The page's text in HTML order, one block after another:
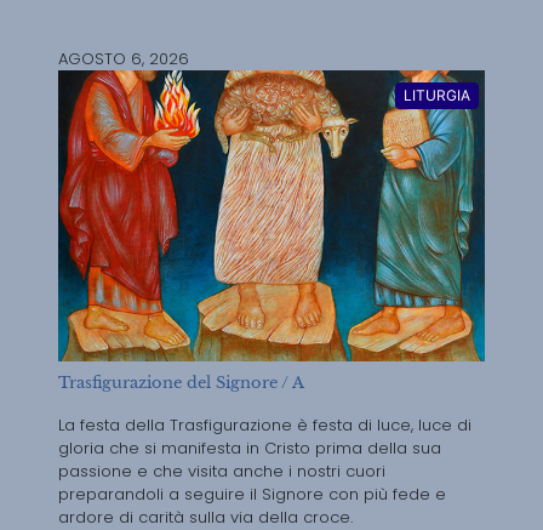
AGOSTO 6, 2026
LITURGIA
Trasfigurazione del Signore / A
La festa della Trasfigurazione è festa di luce, luce di
gloria che si manifesta in Cristo prima della sua
passione e che visita anche i nostri cuori
preparandoli a seguire il Signore con più fede e
ardore di carità sulla via della croce.